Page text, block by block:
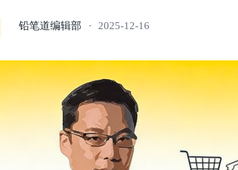
铅笔道编辑部 2025-12-16